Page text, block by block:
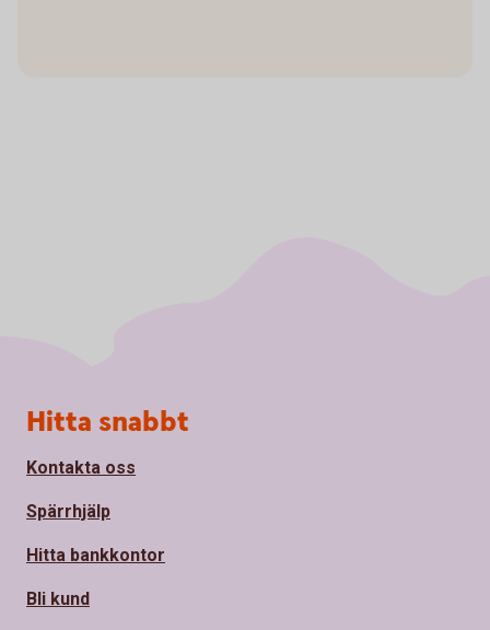
Sidfot
Hitta snabbt
Kontakta oss
Spärrhjälp
Hitta bankkontor
Bli kund